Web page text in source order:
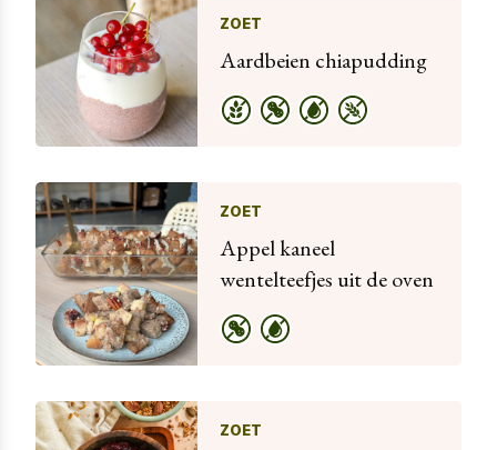
ZOET
Aardbeien chiapudding
ZOET
Appel kaneel
wentelteefjes uit de oven
ZOET